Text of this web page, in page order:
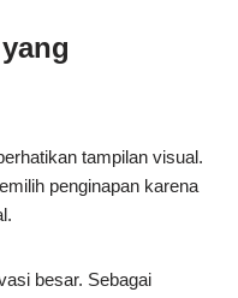
tampilan visual.
penginapan karena
besar. Sebagai